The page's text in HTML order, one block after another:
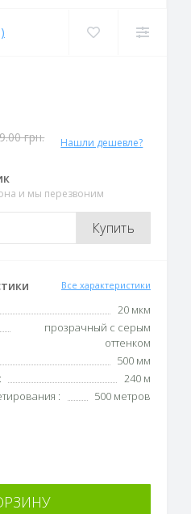
грн. Нашли дешевле?
и мы перезвоним
Купить
Все характеристики
20 мкм
прозрачный с серым
оттенком
500 мм
240 м
:
500 метров